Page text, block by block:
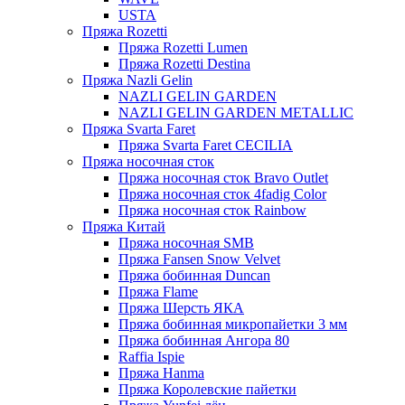
USTA
Пряжа Rozetti
Пряжа Rozetti Lumen
Пряжа Rozetti Destina
Пряжа Nazli Gelin
NAZLI GELIN GARDEN
NAZLI GELIN GARDEN METALLIC
Пряжа Svarta Faret
Пряжа Svarta Faret CECILIA
Пряжа носочная сток
Пряжа носочная сток Bravo Outlet
Пряжа носочная сток 4fadig Color
Пряжа носочная сток Rainbow
Пряжа Китай
Пряжа носочная SMB
Пряжа Fansen Snow Velvet
Пряжа бобинная Duncan
Пряжа Flame
Пряжа Шерсть ЯКА
Пряжа бобинная микропайетки 3 мм
Пряжа бобинная Ангора 80
Raffia Ispie
Пряжа Hanma
Пряжа Королевские пайетки